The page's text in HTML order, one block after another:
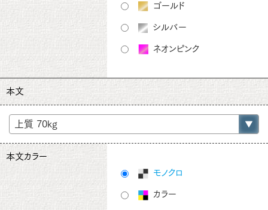
ゴールド
シルバー
ネオンピンク
本文
本文カラー
モノクロ
カラー